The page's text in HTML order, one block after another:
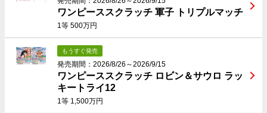
ワンピーススクラッチ 軍子 トリプルマッチ
1等 500万円
もうすぐ発売
発売期間：2026/8/26～2026/9/15
ワンピーススクラッチ ロビン＆サウロ ラッ
キートライ12
1等 1,500万円